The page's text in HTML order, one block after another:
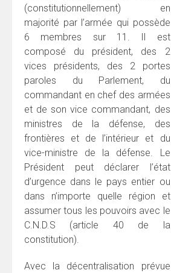
(constitutionnellement) en
majorité par l’armée qui possède
6 membres sur 11. Il est
composé du président, des 2
vices présidents, des 2 portes
paroles du Parlement, du
commandant en chef des armées
et de son vice commandant, des
ministres de la défense, des
frontières et de l’intérieur et du
vice-ministre de la défense. Le
Président peut déclarer l’état
d’urgence dans le pays entier ou
dans n’importe quelle région et
assumer tous les pouvoirs avec le
C.N.D.S (article 40 de la
constitution).
Avec la décentralisation prévue